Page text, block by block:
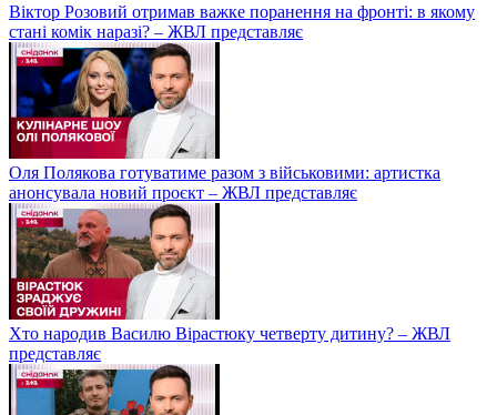
Віктор Розовий отримав важке поранення на фронті: в якому
стані комік наразі? – ЖВЛ представляє
Оля Полякова готуватиме разом з військовими: артистка
анонсувала новий проєкт – ЖВЛ представляє
Хто народив Василю Вірастюку четверту дитину? – ЖВЛ
представляє